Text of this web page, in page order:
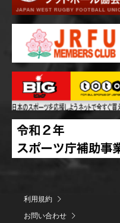
利用規約
お問い合わせ